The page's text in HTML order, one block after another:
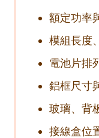
額定功率
模組長度
電池片排
鋁框尺寸
玻璃、背
接線盒位